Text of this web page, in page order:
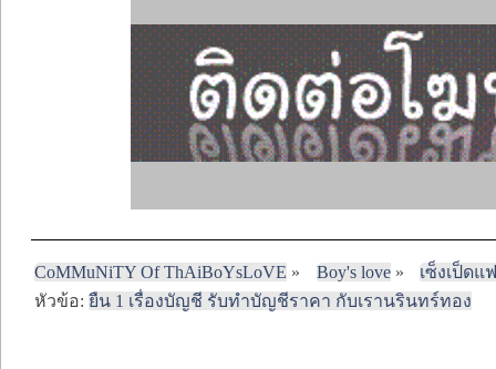
CoMMuNiTY Of ThAiBoYsLoVE » Boy's love»
เซ็งเป็ด
หัวข้อ:ยืน 1 เรื่องบัญชี รับทำบัญชีราคา กับเรานรินทร์ทอง